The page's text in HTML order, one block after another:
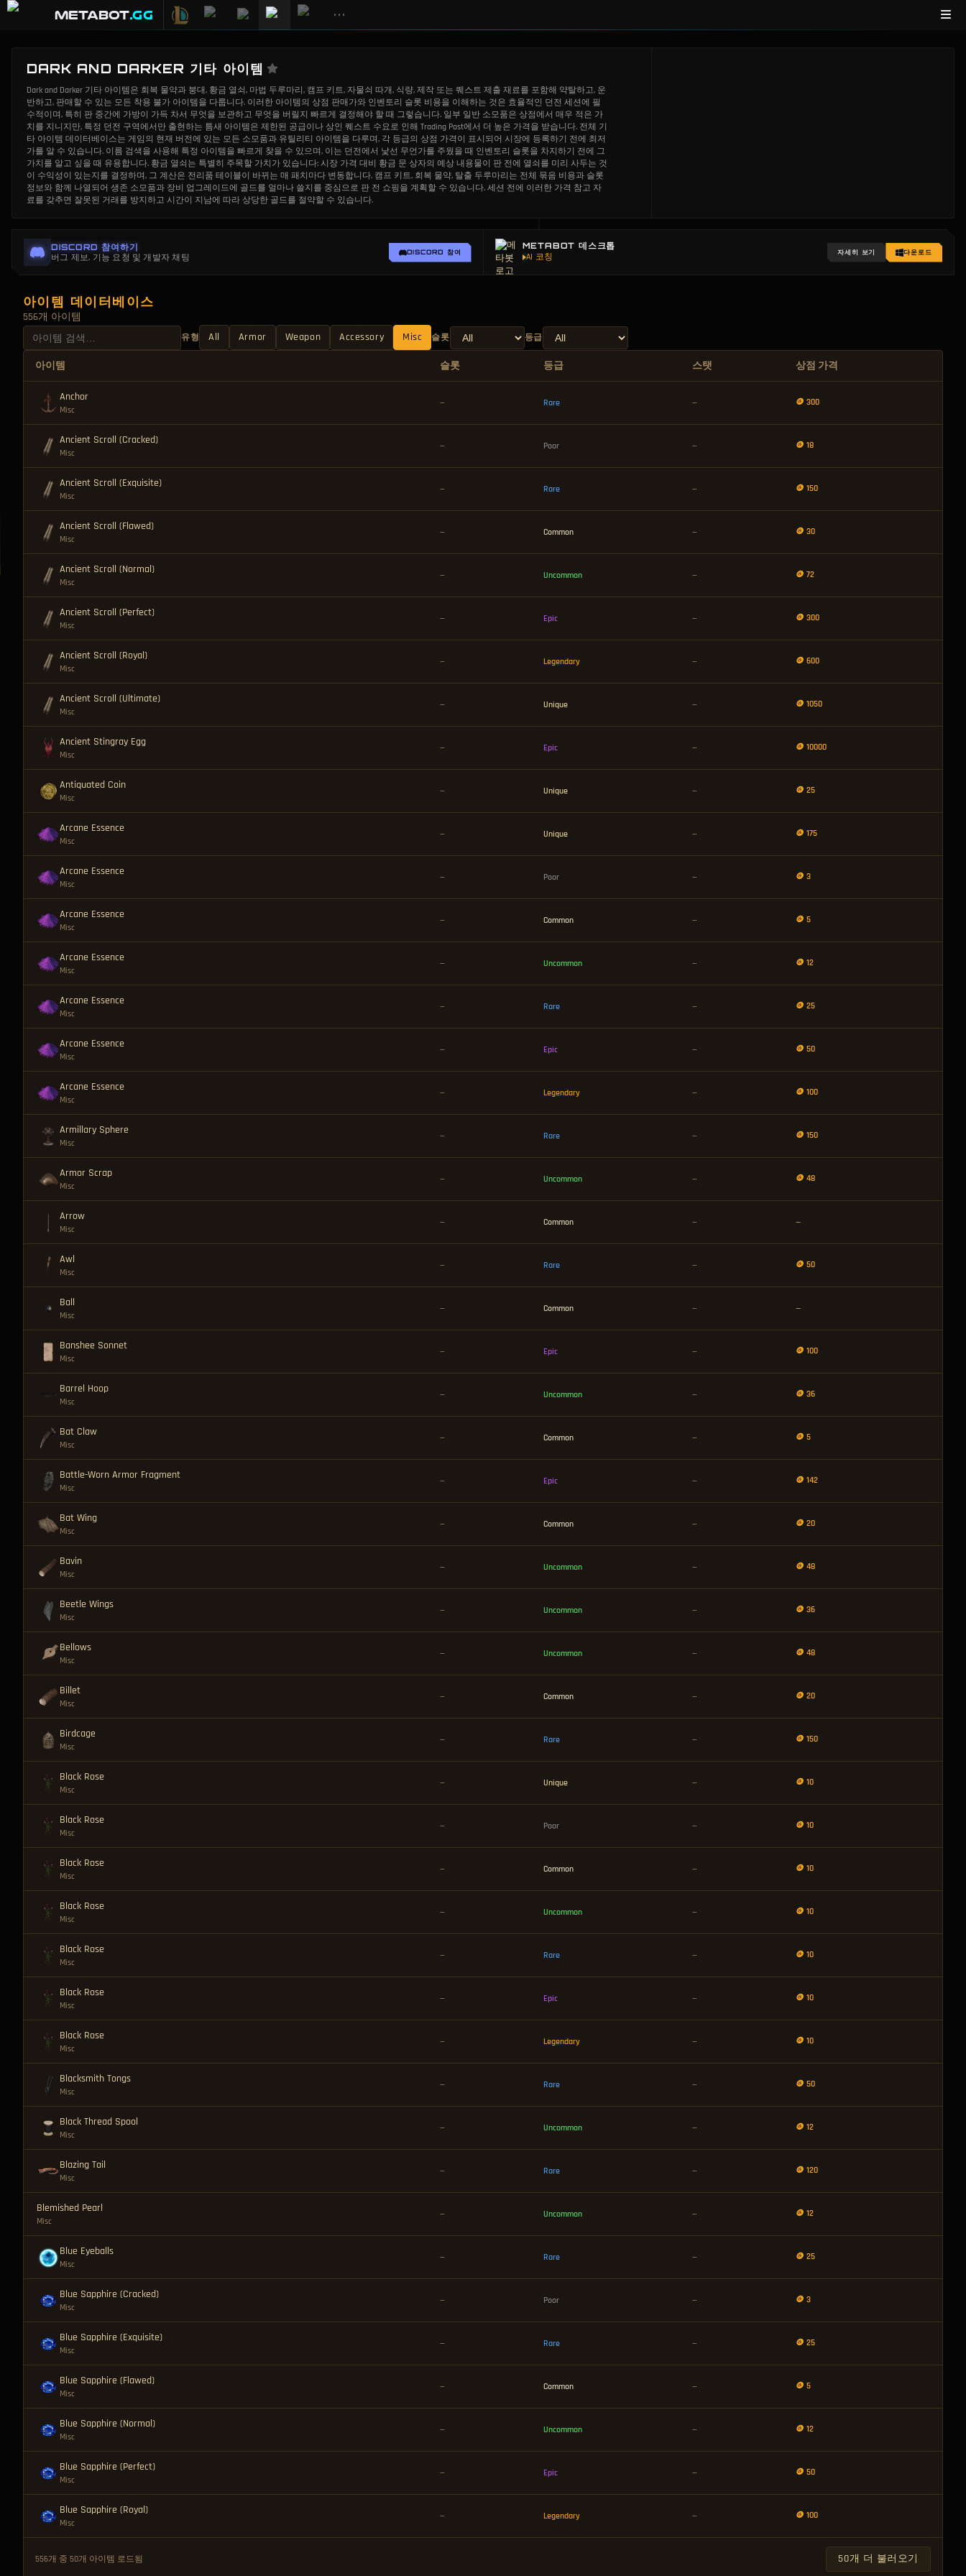
METABOT.gg •••
DARK AND DARKER 기타 아이템
Dark and Darker 기타 아이템은 회복 물약과 붕대, 황금 열쇠, 마법 두루마리, 캠프 키트, 자물쇠 따개, 식량, 제작 또는 퀘스트 제출 재료를 포함해 약탈하고, 운
반하고, 판매할 수 있는 모든 착용 불가 아이템을 다룹니다. 이러한 아이템의 상점 판매가와 인벤토리 슬롯 비용을 이해하는 것은 효율적인 던전 세션에 필
수적이며, 특히 판 중간에 가방이 가득 차서 무엇을 보관하고 무엇을 버릴지 빠르게 결정해야 할 때 그렇습니다. 일부 일반 소모품은 상점에서 매우 적은 가
치를 지니지만, 특정 던전 구역에서만 출현하는 틈새 아이템은 제한된 공급이나 상인 퀘스트 수요로 인해 Trading Post에서 더 높은 가격을 받습니다. 전체 기
타 아이템 데이터베이스는 게임의 현재 버전에 있는 모든 소모품과 유틸리티 아이템을 다루며, 각 등급의 상점 가격이 표시되어 시장에 등록하기 전에 최저
가를 알 수 있습니다. 이름 검색을 사용해 특정 아이템을 빠르게 찾을 수 있으며, 이는 던전에서 낯선 무언가를 주웠을 때 인벤토리 슬롯을 차지하기 전에 그
가치를 알고 싶을 때 유용합니다. 황금 열쇠는 특별히 주목할 가치가 있습니다: 시장 가격 대비 황금 문 상자의 예상 내용물이 판 전에 열쇠를 미리 사두는 것
이 수익성이 있는지를 결정하며, 그 계산은 전리품 테이블이 바뀌는 매 패치마다 변동합니다. 캠프 키트, 회복 물약, 탈출 두루마리는 전체 묶음 비용과 슬롯
정보와 함께 나열되어 생존 소모품과 장비 업그레이드에 골드를 얼마나 쓸지를 중심으로 판 전 쇼핑을 계획할 수 있습니다. 세션 전에 이러한 가격 참고 자
료를 갖추면 잘못된 거래를 방지하고 시간이 지남에 따라 상당한 골드를 절약할 수 있습니다.
DISCORD 참여하기
버그 제보, 기능 요청 및 개발자 채팅
DISCORD 참여
METABOT 데스크톱
AI 코칭
자세히 보기 다운로드
아이템 데이터베이스
556개 아이템
유형 All Armor Weapon Accessory Misc 슬롯 등급
아이템 슬롯 등급 스탯 상점 가격
Anchor
Misc
— Rare — 🪙 300
Ancient Scroll (Cracked)
Misc
— Poor — 🪙 18
Ancient Scroll (Exquisite)
Misc
— Rare — 🪙 150
Ancient Scroll (Flawed)
Misc
— Common — 🪙 30
Ancient Scroll (Normal)
Misc
— Uncommon — 🪙 72
Ancient Scroll (Perfect)
Misc
— Epic — 🪙 300
Ancient Scroll (Royal)
Misc
— Legendary — 🪙 600
Ancient Scroll (Ultimate)
Misc
— Unique — 🪙 1050
Ancient Stingray Egg
Misc
— Epic — 🪙 10000
Antiquated Coin
Misc
— Unique — 🪙 25
Arcane Essence
Misc
— Unique — 🪙 175
Arcane Essence
Misc
— Poor — 🪙 3
Arcane Essence
Misc
— Common — 🪙 5
Arcane Essence
Misc
— Uncommon — 🪙 12
Arcane Essence
Misc
— Rare — 🪙 25
Arcane Essence
Misc
— Epic — 🪙 50
Arcane Essence
Misc
— Legendary — 🪙 100
Armillary Sphere
Misc
— Rare — 🪙 150
Armor Scrap
Misc
— Uncommon — 🪙 48
Arrow
Misc
— Common — —
Awl
Misc
— Rare — 🪙 50
Ball
Misc
— Common — —
Banshee Sonnet
Misc
— Epic — 🪙 100
Barrel Hoop
Misc
— Uncommon — 🪙 36
Bat Claw
Misc
— Common — 🪙 5
Battle-Worn Armor Fragment
Misc
— Epic — 🪙 142
Bat Wing
Misc
— Common — 🪙 20
Bavin
Misc
— Uncommon — 🪙 48
Beetle Wings
Misc
— Uncommon — 🪙 36
Bellows
Misc
— Uncommon — 🪙 48
Billet
Misc
— Common — 🪙 20
Birdcage
Misc
— Rare — 🪙 150
Black Rose
Misc
— Unique — 🪙 10
Black Rose
Misc
— Poor — 🪙 10
Black Rose
Misc
— Common — 🪙 10
Black Rose
Misc
— Uncommon — 🪙 10
Black Rose
Misc
— Rare — 🪙 10
Black Rose
Misc
— Epic — 🪙 10
Black Rose
Misc
— Legendary — 🪙 10
Blacksmith Tongs
Misc
— Rare — 🪙 50
Black Thread Spool
Misc
— Uncommon — 🪙 12
Blazing Tail
Misc
— Rare — 🪙 120
Blemished Pearl
Misc
— Uncommon — 🪙 12
Blue Eyeballs
Misc
— Rare — 🪙 25
Blue Sapphire (Cracked)
Misc
— Poor — 🪙 3
Blue Sapphire (Exquisite)
Misc
— Rare — 🪙 25
Blue Sapphire (Flawed)
Misc
— Common — 🪙 5
Blue Sapphire (Normal)
Misc
— Uncommon — 🪙 12
Blue Sapphire (Perfect)
Misc
— Epic — 🪙 50
Blue Sapphire (Royal)
Misc
— Legendary — 🪙 100
556개 중 50개 아이템 로드됨 50개 더 불러오기